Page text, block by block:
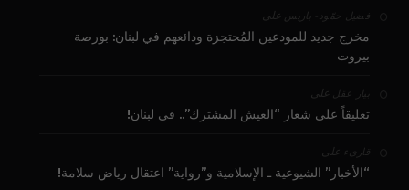
فضيل حمّود - باريس على
مخرج جديد للمودعين المُحتجزة ودائعهم في لبنان: بورصة
بيروت
بيار عقل على
تعليقاً على شعار “العيش المشترك”.. في لبنان!
قارىء على
“الأخبار” الشيوعية ـ الإسلامية و”رواية” اعتقال رياض سلامة!